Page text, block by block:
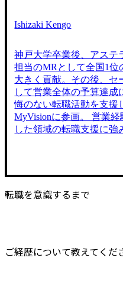
Ishizaki Kengo
神戸大学卒業後、アステ
担当のMRとして全国1位
大きく貢献。その後、セ
して営業全体の予算達成
悔のない転職活動を支援
MyVisionに参画。 営業
した領域の転職支援に強
転職を意識するまで
ご経歴について教えてくだ